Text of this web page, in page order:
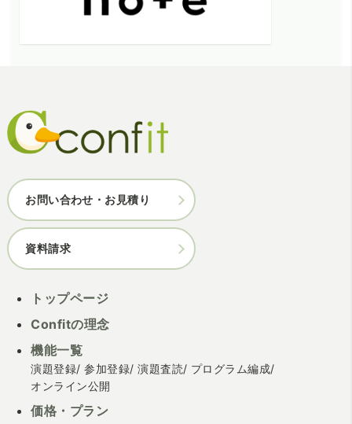
お問い合わせ・お見積り
資料請求
トップページ
Confitの理念
機能一覧
演題登録 参加登録 演題査読
プログラム編成
オンライン公開
価格・プラン